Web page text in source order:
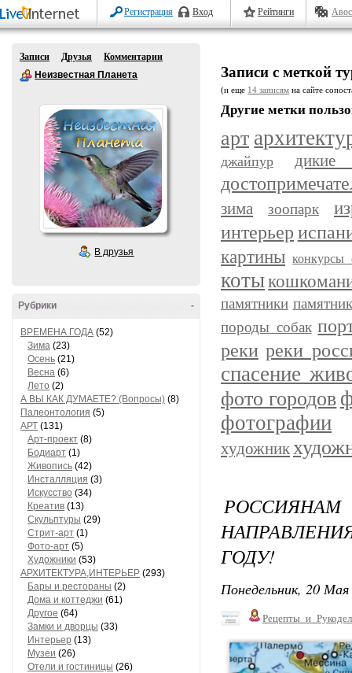
Регистрация Вход Рейтинги
Записи Друзья
Комментарии
Неизвестная Планета
В друзья
-
Рубрики
ВРЕМЕНА ГОДА (52)
Зима (23)
Осень (21)
Весна (6)
Лето (2)
А ВЫ КАК ДУМАЕТЕ? (Вопросы) (8)
Палеонтология (5)
АРТ (131)
Арт-проект (8)
Бодиарт (1)
Живопись (42)
Инсталляция (3)
Искусство (34)
Креатив (13)
Скульптуры (29)
Стрит-арт (1)
Фото-арт (5)
Художники (53)
АРХИТЕКТУРА,ИНТЕРЬЕР (293)
Бары и рестораны (2)
Дома и коттеджи (61)
Другое (64)
Замки и дворцы (33)
Интерьер (13)
Музеи (26)
Отели и гостиницы (26)
Записи с меткой
(и еще 14 записям на сайте
Другие метки
арт
джайпур дикие
зима зоопарк
интерьер
картины конкурсы
коты
памятники
породы собак
реки реки
спасение
фото городов
фотографии
художник
ГОДУ!
Понедельник, 20